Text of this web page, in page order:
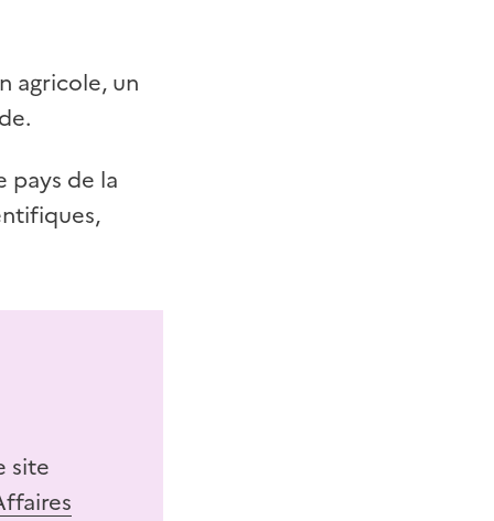
agricole, un
pays de la
site